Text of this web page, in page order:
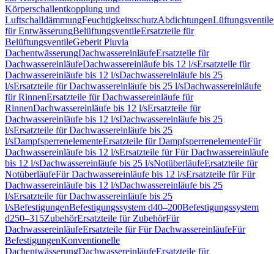
Körperschallentkopplung und
LuftschalldämmungFeuchtigkeitsschutzAbdichtungenLüftungsventile
für EntwässerungBelüftungsventileErsatzteile für
BelüftungsventileGeberit Pluvia
DachentwässerungDachwassereinläufeErsatzteile für
DachwassereinläufeDachwassereinläufe bis 12 l/sErsatzteile für
Dachwassereinläufe bis 12 l/sDachwassereinläufe bis 25
l/sErsatzteile für Dachwassereinläufe bis 25 l/sDachwassereinläufe
für RinnenErsatzteile für Dachwassereinläufe für
RinnenDachwassereinläufe bis 12 l/sErsatzteile für
Dachwassereinläufe bis 12 l/sDachwassereinläufe bis 25
l/sErsatzteile für Dachwassereinläufe bis 25
l/sDampfsperrenelementeErsatzteile für DampfsperrenelementeFür
Dachwassereinläufe bis 12 l/sErsatzteile für Für Dachwassereinläufe
bis 12 l/sDachwassereinläufe bis 25 l/sNotüberläufeErsatzteile für
NotüberläufeFür Dachwassereinläufe bis 12 l/sErsatzteile für Für
Dachwassereinläufe bis 12 l/sDachwassereinläufe bis 25
l/sErsatzteile für Dachwassereinläufe bis 25
l/sBefestigungenBefestigungssystem d40–200Befestigungssystem
d250–315ZubehörErsatzteile für ZubehörFür
DachwassereinläufeErsatzteile für Für DachwassereinläufeFür
BefestigungenKonventionelle
DachentwässerungDachwassereinläufeErsatzteile für